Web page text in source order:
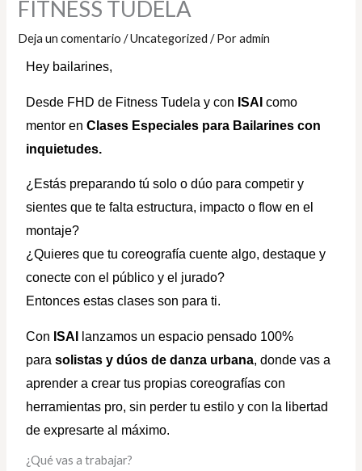
FITNESS TUDELA
Deja un comentario /Uncategorized / Poradmin
Hey bailarines,
Desde FHD de Fitness Tudela y con ISAIcomo
mentor enClases Especiales para Bailarines con
inquietudes.
¿Estás preparando tú solo o dúo para competir y
sientes que te falta estructura, impacto o flow en el
montaje?
¿Quieres que tu coreografía cuente algo, destaque y
conecte con el público y el jurado?
Entonces estas clases son para ti.
Con ISAI
lanzamos un espacio pensado 100%
parasolistas y dúos de danza urbana, donde vas a
aprender a crear tus propias coreografías con
herramientas pro, sin perder tu estilo y con la libertad
de expresarte al máximo.
¿Qué vas a trabajar?